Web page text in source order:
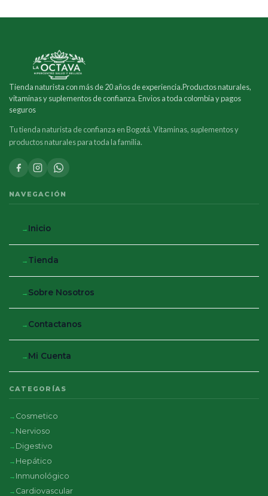
Tienda naturista con más de 20 años de experiencia.Productos naturales,
vitaminas y suplementos de confianza. Envios a toda colombia y pagos
seguros
Tu tienda naturista de confianza en Bogotá. Vitaminas, suplementos y
productos naturales para toda la familia.
NAVEGACIÓN
Inicio
Tienda
Sobre Nosotros
Contactanos
Mi Cuenta
CATEGORÍAS
Cosmetico
Nervioso
Digestivo
Hepático
Inmunológico
Cardiovascular